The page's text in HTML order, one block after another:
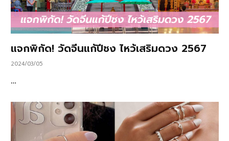
แจกพิกัด! วัดจีนแก้ปีชง ไหว้เสริมดวง 2567
2024/03/05
…